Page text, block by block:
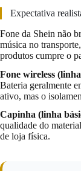
Expectativa
Fone da Shein não
música no
produtos cumpre o
Fone wireless
Bateria geralmente
ativo, mas o
Capinha (linha
qualidade do
de loja física.